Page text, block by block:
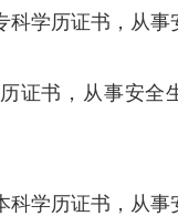
学历证书，从事
证书，从事安
学历证书，从事